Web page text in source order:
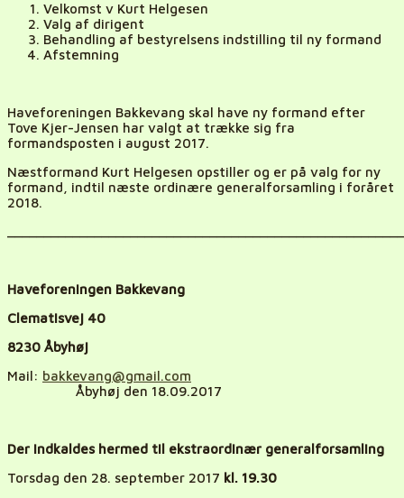
Velkomst v Kurt Helgesen
Valg af dirigent
Behandling af bestyrelsens indstilling til ny formand
Afstemning
Haveforeningen Bakkevang skal have ny formand efter
Tove Kjer-Jensen har valgt at trække sig fra
formandsposten i august 2017.
Næstformand Kurt Helgesen opstiller og er på valg for ny
formand, indtil næste ordinære generalforsamling i foråret
2018.
Haveforeningen Bakkevang
Clematisvej 40
8230 Åbyhøj
Mail: bakkevang@gmail.com
Åbyhøj den 18.09.2017
Der indkaldes hermed til ekstraordinær generalforsamling
Torsdag den 28. september 2017 kl. 19.30